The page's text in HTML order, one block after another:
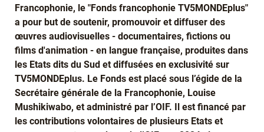
Francophonie, le "Fonds francophonie TV5MONDEplus"
a pour but de soutenir, promouvoir et diffuser des
œuvres audiovisuelles - documentaires, fictions ou
films d'animation - en langue française, produites dans
les Etats dits du Sud et diffusées en exclusivité sur
TV5MONDEplus. Le Fonds est placé sous l’égide de la
Secrétaire générale de la Francophonie, Louise
Mushikiwabo, et administré par l’OIF. Il est financé par
les contributions volontaires de plusieurs Etats et